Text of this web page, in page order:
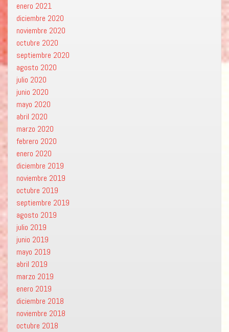
enero 2021
diciembre 2020
noviembre 2020
octubre 2020
septiembre 2020
agosto 2020
julio 2020
junio 2020
mayo 2020
abril 2020
marzo 2020
febrero 2020
enero 2020
diciembre 2019
noviembre 2019
octubre 2019
septiembre 2019
agosto 2019
julio 2019
junio 2019
mayo 2019
abril 2019
marzo 2019
enero 2019
diciembre 2018
noviembre 2018
octubre 2018